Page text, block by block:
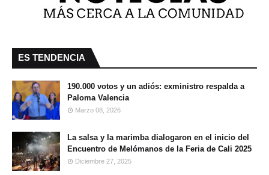
ES TENDENCIA
190.000 votos y un adiós: exministro respalda a
Paloma Valencia
Marzo 08, 2026
La salsa y la marimba dialogaron en el inicio del
Encuentro de Melómanos de la Feria de Cali 2025
Diciembre 27, 2025